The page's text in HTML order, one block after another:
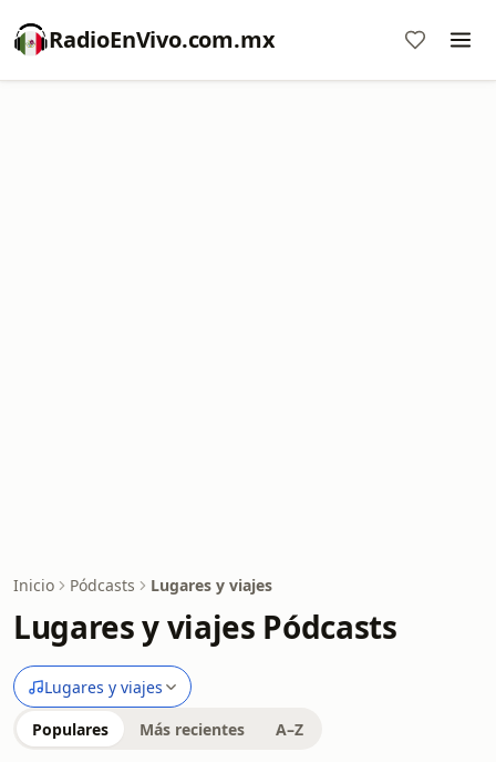
RadioEnVivo.com.mx
Inicio Pódcasts Lugares y viajes
Lugares y viajes Pódcasts
Lugares y viajes
Populares Más recientes A–Z